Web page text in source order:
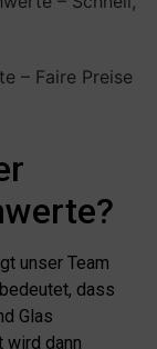
unser Team
dass
Glas
wird dann